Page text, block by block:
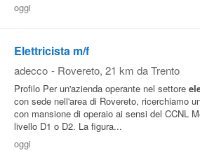
oggi
Elettricista m/f
adecco - Rovereto, 21 km da Trento
Profilo Per un'azienda operante nel settore
con sede nell'area di Rovereto, ricerchiamo
con mansione di operaio ai sensi del CCNL
livello D1 o D2. La figura...
oggi